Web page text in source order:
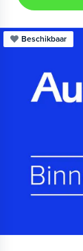
Beschikbaar